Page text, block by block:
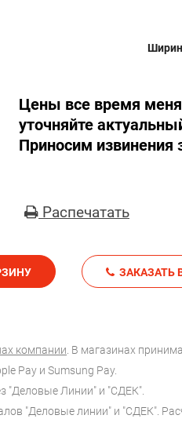
Цены все время
уточняйте
Приносим извинения
Распечатать
компании. В магазинах
Pay и Sumsung Pay.
"Деловые Линии" и "СДЕК".
"Деловые линии" и "СДЕК".